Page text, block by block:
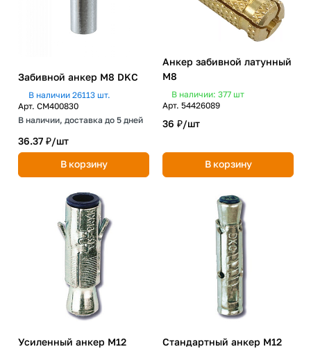
Забивной анкер М8 DKC
В наличии 26113 шт.
Арт. CM400830
В наличии, доставка до 5 дней
36.37 ₽/шт
В корзину
Анкер забивной латунный
М8
В наличии: 377 шт
Арт. 54426089
36 ₽/шт
В корзину
Усиленный анкер М12
Стандартный анкер М12